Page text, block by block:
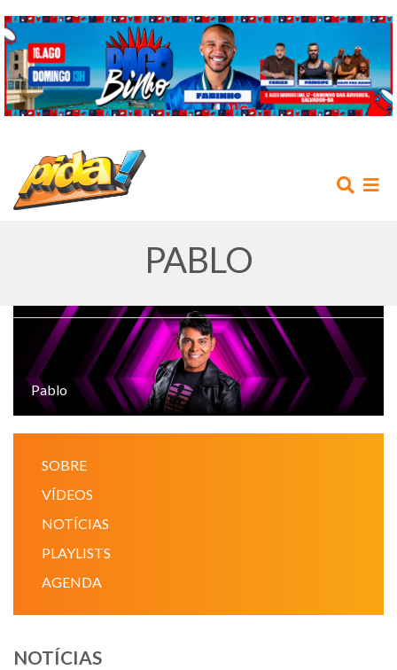
INÍCIO
AGENDA
NOTÍCIAS
PABLO
Pablo
SOBRE
VÍDEOS
NOTÍCIAS
PLAYLISTS
AGENDA
NOTÍCIAS